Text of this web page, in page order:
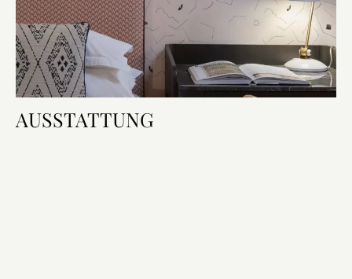
AUSSTATTUNG